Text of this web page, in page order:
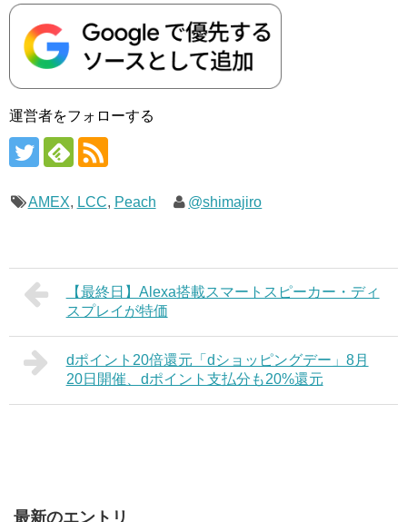
運営者をフォローする
AMEX, LCC, Peach @shimajiro
【最終日】Alexa搭載スマートスピーカー・ディ
スプレイが特価
dポイント20倍還元「dショッピングデー」8月
20日開催、dポイント支払分も20%還元
最新のエントリ